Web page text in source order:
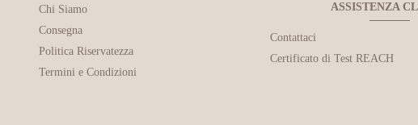
Chi Siamo
Consegna
Politica Riservatezza
Termini e Condizioni
ASSISTENZA
Contattaci
Certificato di Test REACH